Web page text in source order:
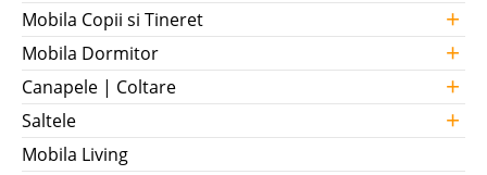
Mobila Copii si Tineret +
Mobila Dormitor +
Canapele | Coltare +
Saltele +
Mobila Living